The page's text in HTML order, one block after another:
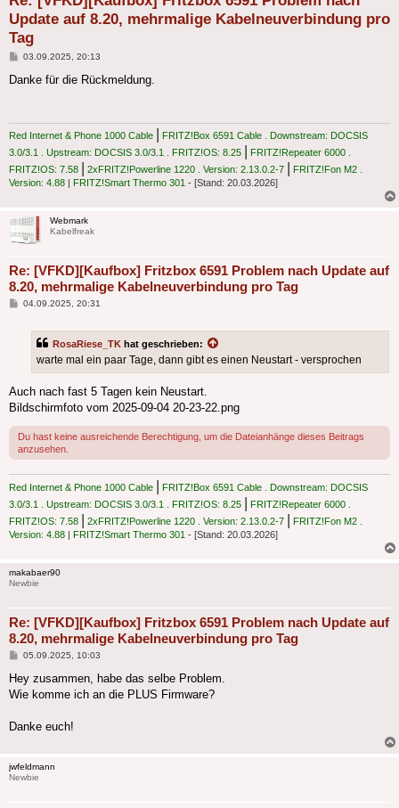
Update auf 8.20, mehrmalige Kabelneuverbindung pro
Tag
Beitrag
03.09.2025, 20:13
Danke für die Rückmeldung.
Red Internet & Phone 1000 Cable | FRITZ!Box 6591 Cable . Downstream: DOCSIS
3.0/3.1 . Upstream: DOCSIS 3.0/3.1 . FRITZ!OS: 8.25 | FRITZ!Repeater 6000 .
FRITZ!OS: 7.58 | 2xFRITZ!Powerline 1220 . Version: 2.13.0.2-7 | FRITZ!Fon M2 .
Version: 4.88 | FRITZ!Smart Thermo 301 - [Stand: 20.03.2026]
Webmark
Kabelfreak
Re: [VFKD][Kaufbox] Fritzbox 6591 Problem nach Update auf
8.20, mehrmalige Kabelneuverbindung pro Tag
Beitrag
04.09.2025, 20:31
RosaRiese_TK hat geschrieben:
warte mal ein paar Tage, dann gibt es einen Neustart - versprochen
Auch nach fast 5 Tagen kein Neustart.
Bildschirmfoto vom 2025-09-04 20-23-22.png
Du hast keine ausreichende Berechtigung, um die Dateianhänge dieses Beitrags
anzusehen.
Red Internet & Phone 1000 Cable | FRITZ!Box 6591 Cable . Downstream: DOCSIS
3.0/3.1 . Upstream: DOCSIS 3.0/3.1 . FRITZ!OS: 8.25 | FRITZ!Repeater 6000 .
FRITZ!OS: 7.58 | 2xFRITZ!Powerline 1220 . Version: 2.13.0.2-7 | FRITZ!Fon M2 .
Version: 4.88 | FRITZ!Smart Thermo 301 - [Stand: 20.03.2026]
makabaer90
Newbie
Re: [VFKD][Kaufbox] Fritzbox 6591 Problem nach Update auf
8.20, mehrmalige Kabelneuverbindung pro Tag
Beitrag
05.09.2025, 10:03
Hey zusammen, habe das selbe Problem.
Wie komme ich an die PLUS Firmware?
Danke euch!
jwfeldmann
Newbie